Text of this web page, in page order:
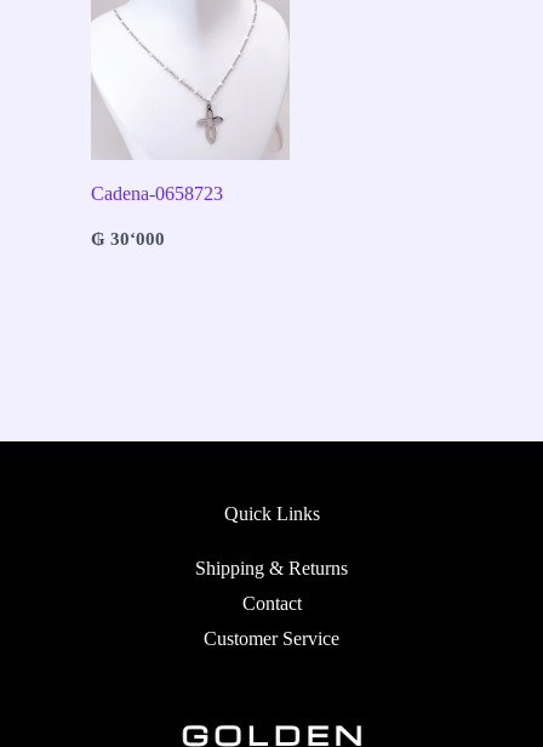
Cadena-0658723
₲30‘000
Quick Links
Shipping & Returns
Contact
Customer Service